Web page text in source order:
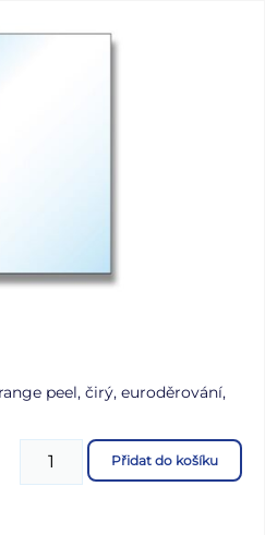
peel, čirý, euroděrování,
Přidat do košíku